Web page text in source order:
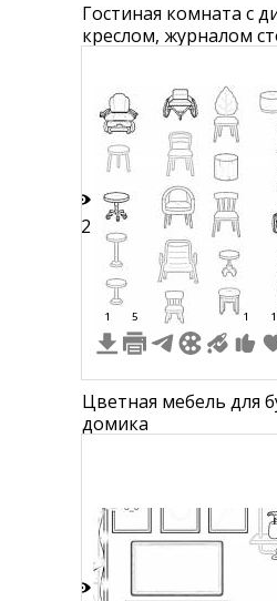
Гостиная комната с
креслом, журналом
настольной лампой и
цветами
22
1 5 1 1
Цветная мебель для
домика